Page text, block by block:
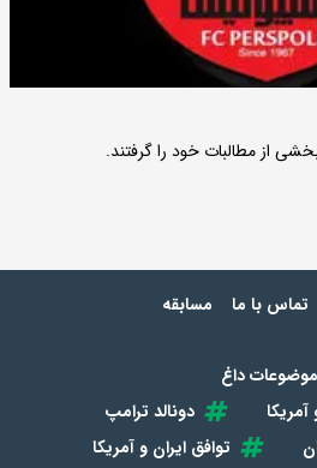
از مطالبات خود را گرفتند.
تماس با ما مسابقه
موضوعات داغ
دونالد ترامپ
توافق ایران و آمریکا